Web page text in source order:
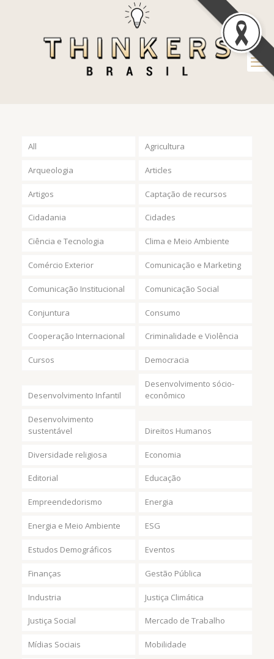
All Agricultura
Arqueologia Articles
Artigos Captação de recursos
Cidadania Cidades
Ciência e Tecnologia Clima e Meio Ambiente
Comércio Exterior Comunicação e Marketing
Comunicação Institucional Comunicação Social
Conjuntura Consumo
Cooperação Internacional Criminalidade e Violência
Cursos Democracia
Desenvolvimento Infantil
Desenvolvimento sócio-
econômico
Desenvolvimento
sustentável
Direitos Humanos
Diversidade religiosa Economia
Editorial Educação
Empreendedorismo Energia
Energia e Meio Ambiente ESG
Estudos Demográficos Eventos
Finanças Gestão Pública
Industria Justiça Climática
Justiça Social Mercado de Trabalho
Mídias Sociais Mobilidade